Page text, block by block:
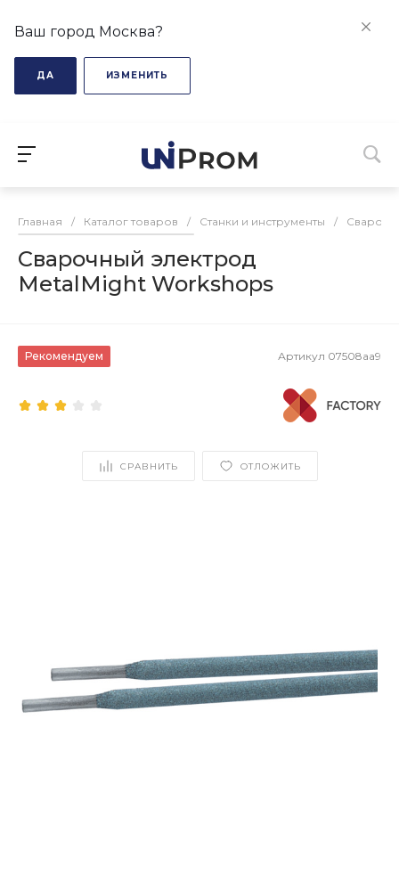
Ваш город Москва?
ДА ИЗМЕНИТЬ
Главная / Каталог товаров / Станки и инструменты /
Сварочный электрод
MetalMight Workshops
Рекомендуем Артикул 07508aa9
СРАВНИТЬ ОТЛОЖИТЬ